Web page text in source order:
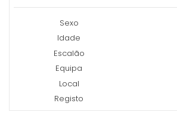
Sexo
Idade
Escalão
Equipa
Local
Registo